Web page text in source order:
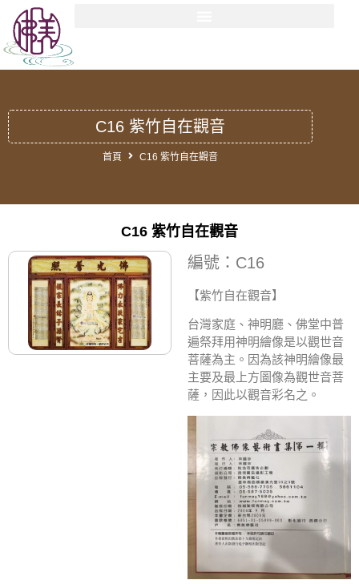
C16 紫竹自在觀音
首頁 C16 紫竹自在觀音
C16 紫竹自在觀音
編號：C16
【紫竹自在觀音】
台灣家庭、神明廳、佛堂中普
遍祭拜用神明繪像是以觀世音
菩薩為主。因為該神明繪像最
主要及最上方圖像為觀世音菩
薩，因此以觀音彩名之。